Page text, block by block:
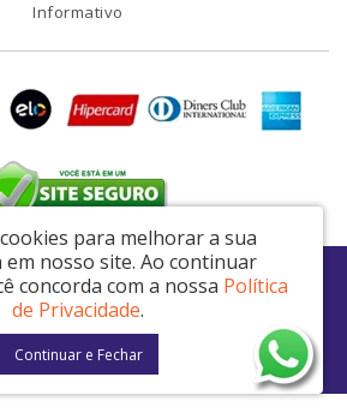
Informativo
Ltda - CNPJ: 14.423.428/0001-51
Paulista - São Paulo / SP - CEP: 08021-000
RDI2 © 2026
para melhorar a sua
nosso site. Ao continuar
concorda com a nossa Política
de Privacidade.
Continuar e Fechar